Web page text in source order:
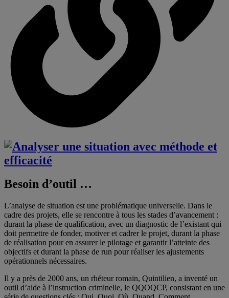
Besoin d’outil …
L’analyse de situation est une problématique universelle. Dans le
cadre des projets, elle se rencontre à tous les stades d’avancement :
durant la phase de qualification, avec un diagnostic de l’existant qui
doit permettre de fonder, motiver et cadrer le projet, durant la phase
de réalisation pour en assurer le pilotage et garantir l’atteinte des
objectifs et durant la phase de run pour réaliser les ajustements
opérationnels nécessaires.
Il y a près de 2000 ans, un rhéteur romain, Quintilien, a inventé un
outil d’aide à l’instruction criminelle, le QQOQCP, consistant en une